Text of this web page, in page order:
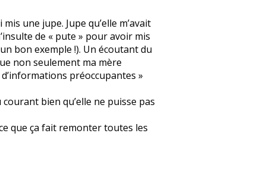
une jupe. Jupe qu’elle m’avait
de « pute » pour avoir mis
bon exemple !). Un écoutant du
non seulement ma mère
préoccupantes »
bien qu’elle ne puisse pas
que ça fait remonter toutes les